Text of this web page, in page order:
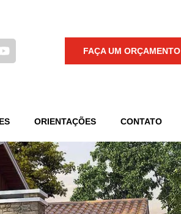
FAÇA UM ORÇAMENTO
ORIENTAÇÕES CONTATO